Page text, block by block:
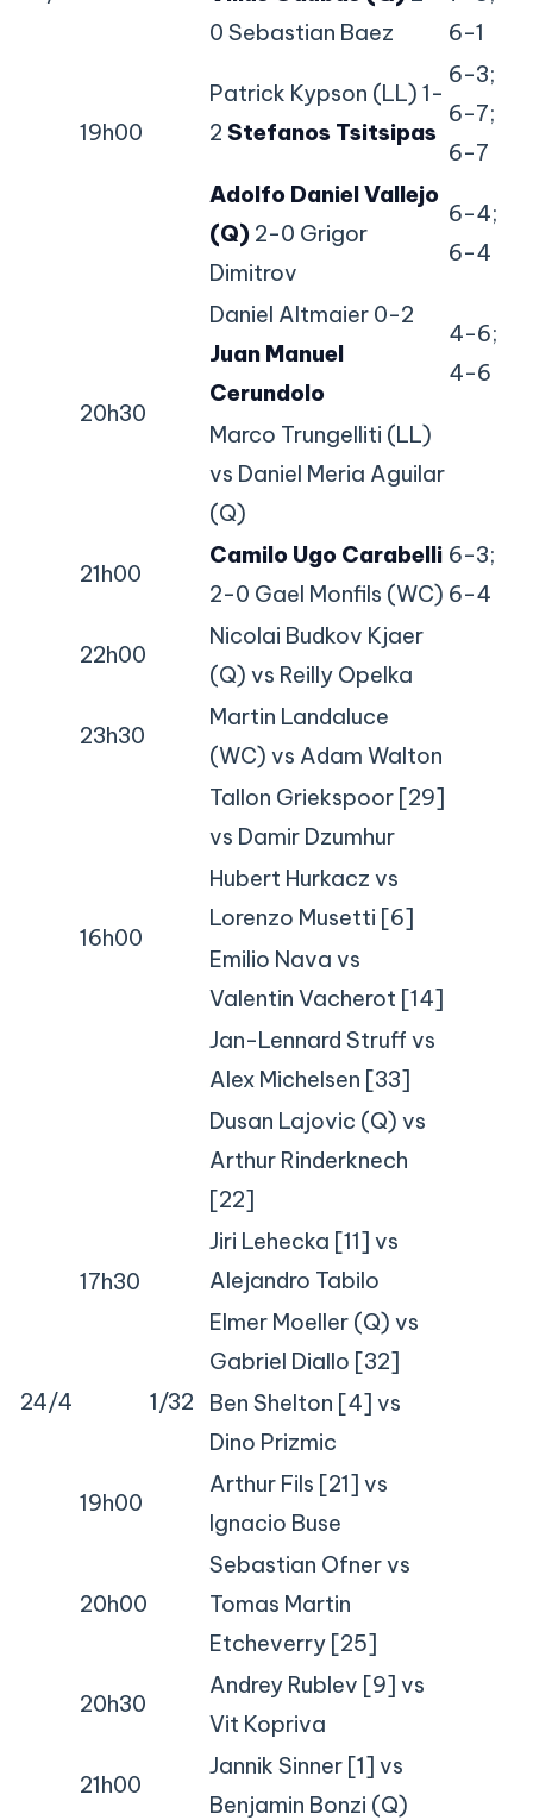
19h00
0 Sebastian Baez
6-1
Patrick Kypson (LL) 1-
2 Stefanos Tsitsipas
6-3;
6-7;
6-7
Adolfo Daniel Vallejo
(Q) 2-0 Grigor
Dimitrov
6-4;
6-4
20h30
Daniel Altmaier 0-2
Juan Manuel
Cerundolo
4-6;
4-6
Marco Trungelliti (LL)
vs Daniel Meria Aguilar
(Q)
21h00
Camilo Ugo Carabelli
2-0 Gael Monfils (WC)
6-3;
6-4
22h00
Nicolai Budkov Kjaer
(Q) vs Reilly Opelka
23h30
Martin Landaluce
(WC) vs Adam Walton
24/4
16h00
1/32
Tallon Griekspoor [29]
vs Damir Dzumhur
Hubert Hurkacz vs
Lorenzo Musetti [6]
Emilio Nava vs
Valentin Vacherot [14]
Jan-Lennard Struff vs
Alex Michelsen [33]
17h30
Dusan Lajovic (Q) vs
Arthur Rinderknech
[22]
Jiri Lehecka [11] vs
Alejandro Tabilo
Elmer Moeller (Q) vs
Gabriel Diallo [32]
Ben Shelton [4] vs
Dino Prizmic
19h00
Arthur Fils [21] vs
Ignacio Buse
20h00
Sebastian Ofner vs
Tomas Martin
Etcheverry [25]
20h30
Andrey Rublev [9] vs
Vit Kopriva
21h00
Jannik Sinner [1] vs
Benjamin Bonzi (Q)